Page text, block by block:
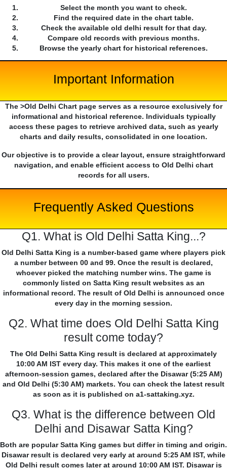
Select the month you want to check.
Find the required date in the chart table.
Check the available old delhi result for that day.
Compare old records with previous months.
Browse the yearly chart for historical references.
Important Information
The >Old Delhi Chart page serves as a resource exclusively for
informational and historical reference. Individuals typically
access these pages to retrieve archived data, such as yearly
charts and daily results, consolidated in one location.
Our objective is to provide a clear layout, ensure straightforward
navigation, and enable efficient access to Old Delhi chart
records for all users.
Frequently Asked Questions
Q1. What is Old Delhi Satta King...?
Old Delhi Satta King is a number-based game where players pick
a number between 00 and 99. Once the result is declared,
whoever picked the matching number wins. The game is
commonly listed on Satta King result websites as an
informational record. The result of Old Delhi is announced once
every day in the morning session.
Q2. What time does Old Delhi Satta King
result come today?
The Old Delhi Satta King result is declared at approximately
10:00 AM IST every day. This makes it one of the earliest
afternoon-session games, declared after the Disawar (5:25 AM)
and Old Delhi (5:30 AM) markets. You can check the latest result
as soon as it is published on a1-sattaking.xyz.
Q3. What is the difference between Old
Delhi and Disawar Satta King?
Both are popular Satta King games but differ in timing and origin.
Disawar result is declared very early at around 5:25 AM IST, while
Old Delhi result comes later at around 10:00 AM IST. Disawar is